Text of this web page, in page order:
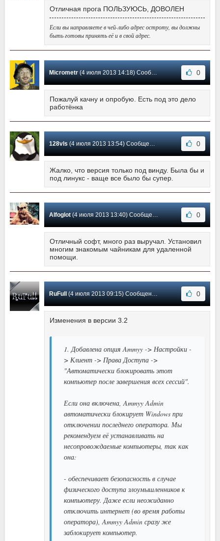
Отличная прога ПОЛЬЗУЮСЬ, ДОВОЛЕН
Если вы направляете в чей-либо адрес остроту, вы должны
быть готовы принять её и в свой адрес.
Micrometr(4 июля 2013 14:18) Сообщение #4 0
Пожалуй качну и опробую. Есть под это дело
работёнка
128vls(4 июля 2013 13:54) Сообщение #3 0
Жалко, что версия только под винду. Была бы и
под линукс - ваще все было бы супер.
Alfoglot(4 июля 2013 13:40) Сообщение #2 0
Отличный софт, много раз выручал. Установил
многим знакомым чайникам для удаленной
помощи.
RuFull(4 июля 2013 09:15) Сообщение #1 0
Изменения в версии 3.2
1. Добавлена опция Ammyy -> Настройки -
> Клиент -> Права Доступа ->
"Автоматически блокировать этот
компьютер после завершения всех сессий".
Если она включена, Ammyy Admin
автоматически блокирует Windows при
отключении последнего оператора. Мы
рекомендуем её устанавливать на
несопровождаемые компьютеры, так как
она:
- обеспечивает безопасность в случае
физического доступа злоумышленников к
компьютеру. Даже если неожиданно
отключить интернет (во время работы
оператора), Ammyy Admin сразу же
заблокирует компьютер.